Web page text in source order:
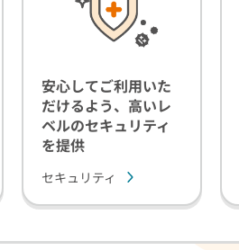
安心してご利用いた
だけるよう、高いレ
ベルのセキュリティ
を提供
セキュリティ